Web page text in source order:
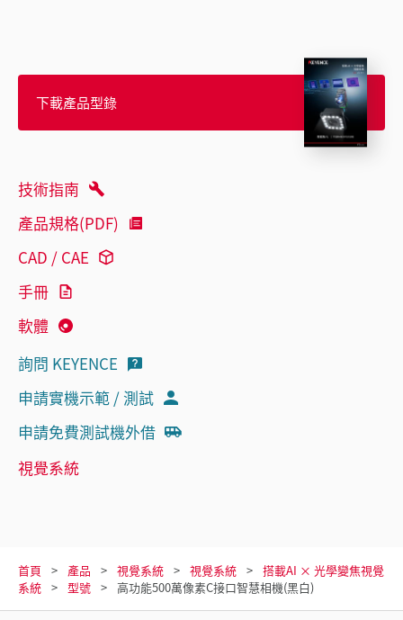
下載產品型錄
技術指南
產品規格(PDF)
CAD / CAE
手冊
軟體
詢問 KEYENCE
申請實機示範 / 測試
申請免費測試機外借
視覺系統
首頁 產品 視覺系統 視覺系統
搭載AI × 光學變焦視覺
系統
型號 高功能500萬像素C接口智慧相機(黑白)